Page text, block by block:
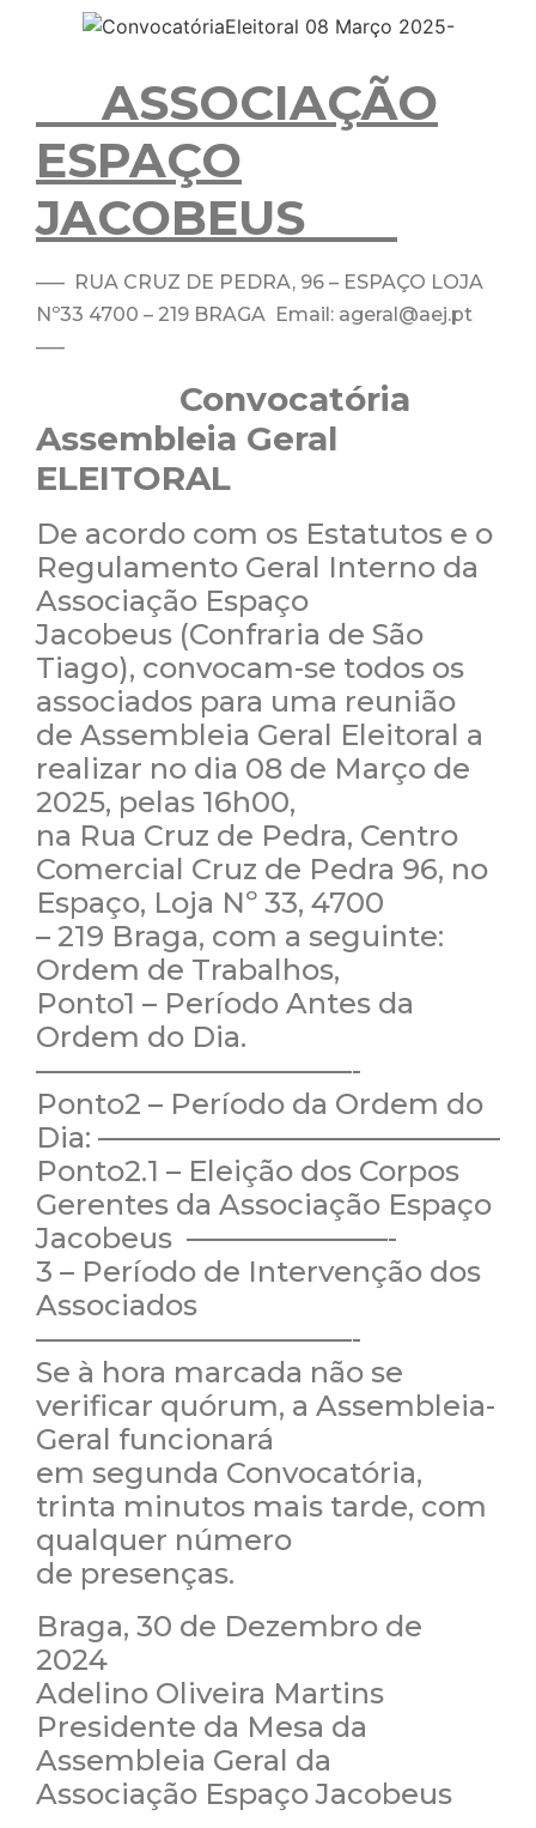
ASSOCIAÇÃO
ESPAÇO
JACOBEUS
—– RUA CRUZ DE PEDRA, 96 – ESPAÇO LOJA
Nº33 4700 – 219 BRAGA Email: ageral@aej.pt
—–
Convocatória
Assembleia Geral
ELEITORAL
De acordo com os Estatutos e o
Regulamento Geral Interno da
Associação Espaço
Jacobeus (Confraria de São
Tiago), convocam-se todos os
associados para uma reunião
de Assembleia Geral Eleitoral a
realizar no dia 08 de Março de
2025, pelas 16h00,
na Rua Cruz de Pedra, Centro
Comercial Cruz de Pedra 96, no
Espaço, Loja Nº 33, 4700
– 219 Braga, com a seguinte:
Ordem de Trabalhos,
Ponto1 – Período Antes da
Ordem do Dia.
———————————-
Ponto2 – Período da Ordem do
Dia: ——————————————
Ponto2.1 – Eleição dos Corpos
Gerentes da Associação Espaço
Jacobeus ———————-
3 – Período de Intervenção dos
Associados
———————————-
Se à hora marcada não se
verificar quórum, a Assembleia-
Geral funcionará
em segunda Convocatória,
trinta minutos mais tarde, com
qualquer número
de presenças.
Braga, 30 de Dezembro de
2024
Adelino Oliveira Martins
Presidente da Mesa da
Assembleia Geral da
Associação Espaço Jacobeus